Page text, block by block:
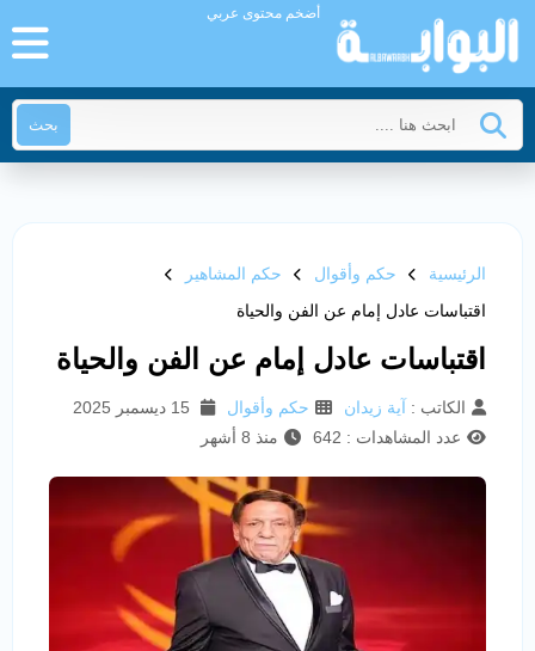
أضخم محتوى عربي
بحث
الرئيسية حكم وأقوال
حكم المشاهير
اقتباسات عادل إمام عن الفن والحياة
اقتباسات عادل إمام عن الفن والحياة
الكاتب : آية زيدان حكم وأقوال
عدد المشاهدات : 642
منذ 8 أشهر